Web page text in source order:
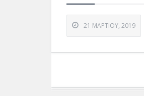
21 ΜΑΡΤΊΟΥ, 2019